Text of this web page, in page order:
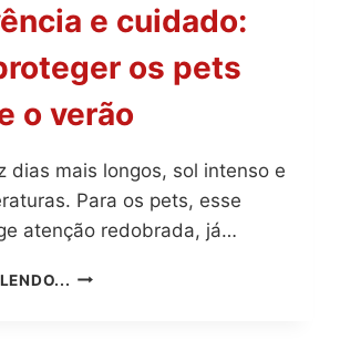
e cuidado:
os pets
o verão
dias mais longos, sol intenso e
Para os pets, esse
atenção redobrada, já…
CONVIVÊNCIA